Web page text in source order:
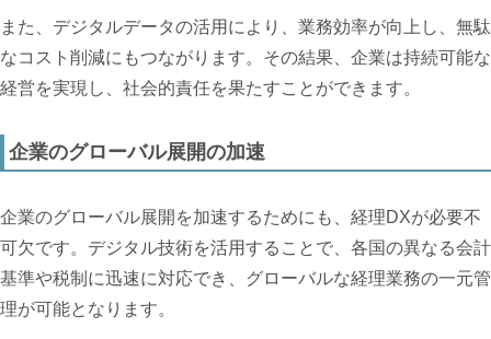
また、デジタルデータの活用により、業務効率が向上し、無駄
なコスト削減にもつながります。その結果、企業は持続可能な
経営を実現し、社会的責任を果たすことができます。
企業のグローバル展開の加速
企業のグローバル展開を加速するためにも、経理DXが必要不
可欠です。デジタル技術を活用することで、各国の異なる会計
基準や税制に迅速に対応でき、グローバルな経理業務の一元管
理が可能となります。